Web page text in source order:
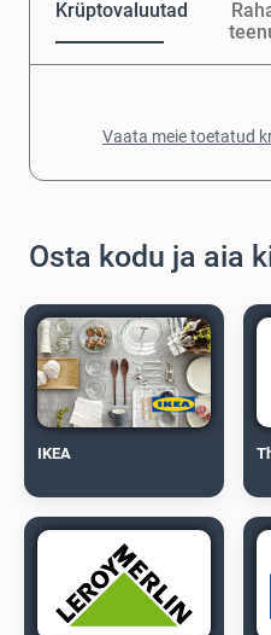
Krüptovaluutad
Vaata meie toetatud
Osta kodu ja aia
IKEA